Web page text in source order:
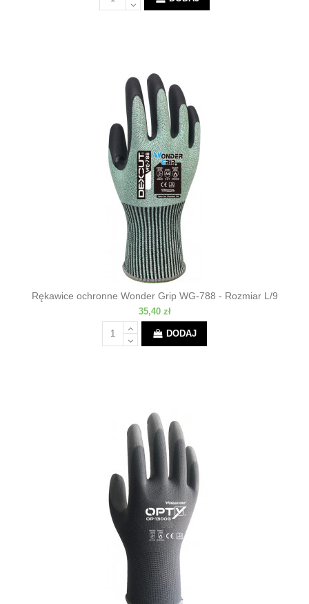
Rękawice ochronne Wonder Grip WG-788 - Rozmiar L/9
35,40 zł
DODAJ